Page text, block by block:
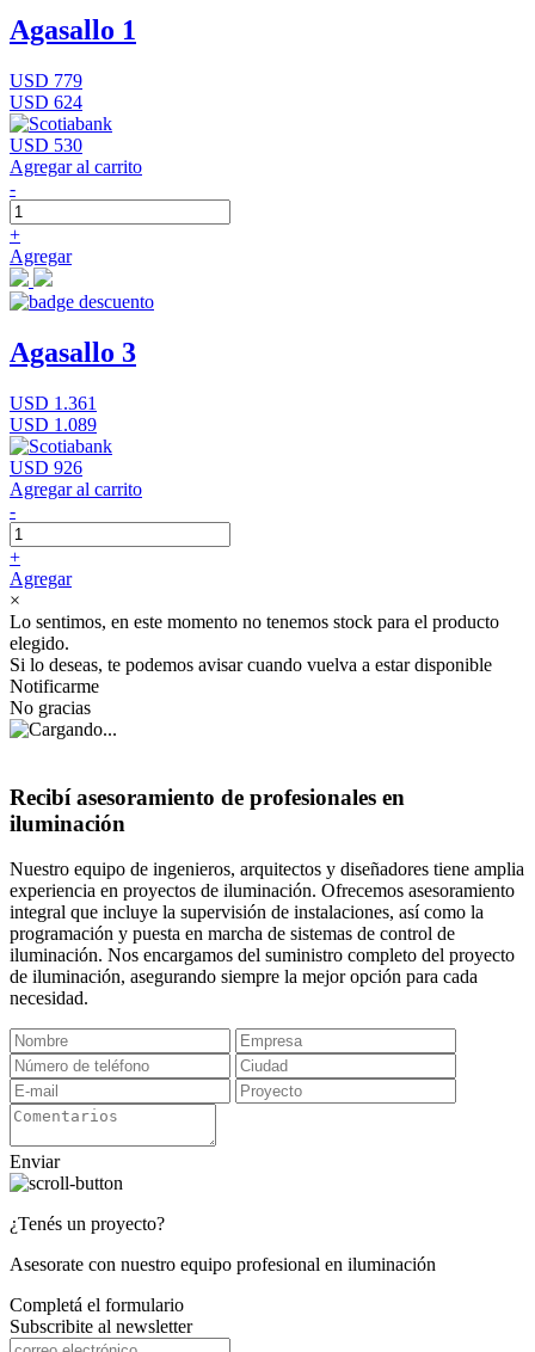
Agasallo 1
USD 779
USD 624
USD 530
Agregar al carrito
-
+
Agregar
Agasallo 3
USD 1.361
USD 1.089
USD 926
Agregar al carrito
-
+
Agregar
×
Lo sentimos, en este momento no tenemos stock para el producto
elegido.
Si lo deseas, te podemos avisar cuando vuelva a estar disponible
Notificarme
No gracias
Recibí asesoramiento de profesionales en
iluminación
Nuestro equipo de ingenieros, arquitectos y diseñadores tiene amplia
experiencia en proyectos de iluminación. Ofrecemos asesoramiento
integral que incluye la supervisión de instalaciones, así como la
programación y puesta en marcha de sistemas de control de
iluminación. Nos encargamos del suministro completo del proyecto
de iluminación, asegurando siempre la mejor opción para cada
necesidad.
Enviar
¿Tenés un proyecto?
Asesorate con nuestro equipo profesional en iluminación
Completá el formulario
Subscribite al newsletter